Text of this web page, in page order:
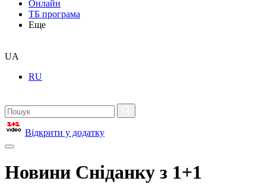
Онлайн
ТБ програма
Еще
UA
RU
Відкрити у додатку
Новини Сніданку з 1+1